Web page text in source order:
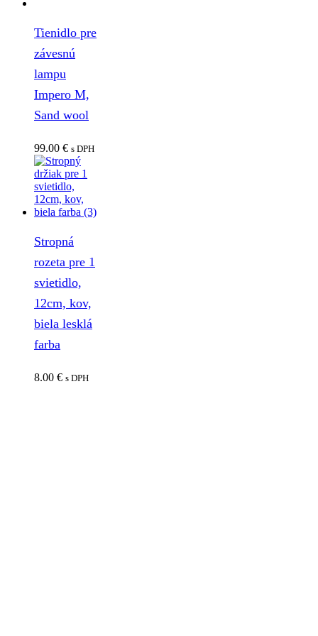
Tienidlo pre
závesnú
lampu
Impero M,
Sand wool
99.00 € s DPH
Stropná
rozeta pre 1
svietidlo,
12cm, kov,
biela lesklá
farba
8.00 € s DPH